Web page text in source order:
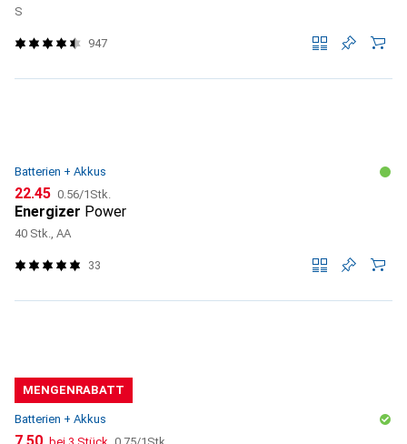
S
947
Batterien + Akkus
CHF
22.45 CHF
0.56/1Stk.
Energizer Power
40 Stk., AA
33
MENGENRABATT
Batterien + Akkus
CHF